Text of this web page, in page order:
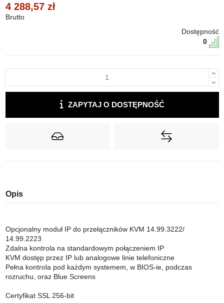
4 288,57 zł
Brutto
Dostępność
0
ZAPYTAJ O DOSTĘPNOŚĆ
Opis
Opcjonalny moduł IP do przełączników KVM 14.99.3222/
14.99.2223
Zdalna kontrola na standardowym połączeniem IP
KVM dostęp przez IP lub analogowe linie telefoniczne
Pełna kontrola pod każdym systemem, w BIOS-ie, podczas
rozruchu, oraz Blue Screens
Certyfikat SSL 256-bit